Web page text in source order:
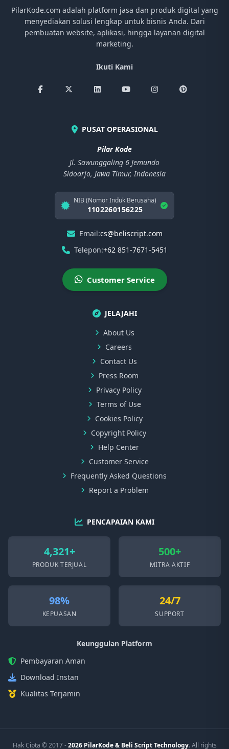
PilarKode.com adalah platform jasa dan produk digital yang
menyediakan solusi lengkap untuk bisnis Anda. Dari
pembuatan website, aplikasi, hingga layanan digital
marketing.
Ikuti Kami
PUSAT OPERASIONAL
Pilar Kode
Jl. Sawunggaling 6 Jemundo
Sidoarjo, Jawa Timur, Indonesia
NIB (Nomor Induk Berusaha)
1102260156225
Email:cs@beliscript.com
Telepon:+62 851-7671-5451
Customer Service
JELAJAHI
About Us
Careers
Contact Us
Press Room
Privacy Policy
Terms of Use
Cookies Policy
Copyright Policy
Help Center
Customer Service
Frequently Asked Questions
Report a Problem
PENCAPAIAN KAMI
4,321+
PRODUK TERJUAL
500+
MITRA AKTIF
98%
KEPUASAN
24/7
SUPPORT
Keunggulan Platform
Pembayaran Aman
Download Instan
Kualitas Terjamin
Hak Cipta © 2017 -2026 PilarKode & Beli Script Technology. All rights